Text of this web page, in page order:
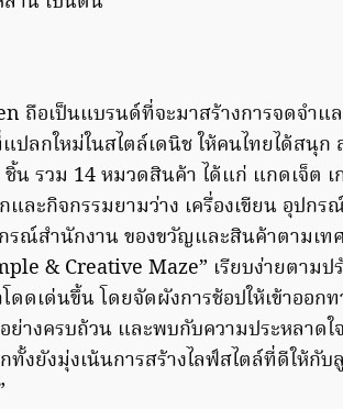
ถือเป็นแบรนด์ที่จะมาสร้างการจดจำแ
ปลกใหม่ในสไตล์เดนิช ให้คนไทยได้สนุก
น รวม 14 หมวดสินค้า ได้แก่ แกดเจ็ต เ
และกิจกรรมยามว่าง เครื่องเขียน อุปก
รณ์สำนักงาน ของขวัญและสินค้าตามเท
& Creative Maze” เรียบง่ายตาม
ดเด่นขึ้น โดยจัดผังการช้อปให้เข้าออก
างครบถ้วน และพบกับความประหลาดใ
งยังมุ่งเน้นการสร้างไลฟ์สไตล์ที่ดีให้กับ